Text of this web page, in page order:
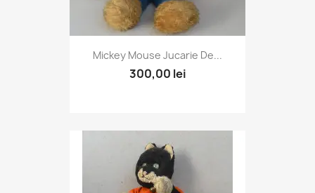
Mickey Mouse Jucarie De...
300,00 lei